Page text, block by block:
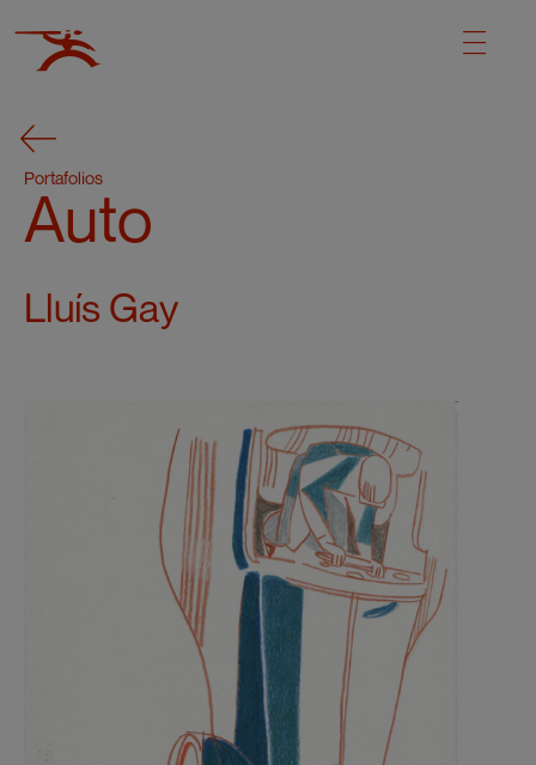
Portafolios
Auto
Lluís Gay